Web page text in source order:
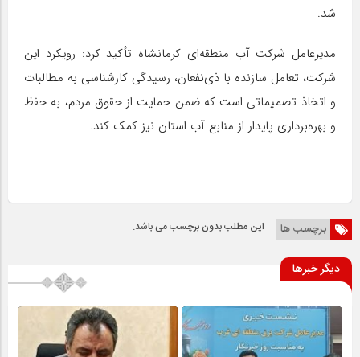
شد.
مدیرعامل شرکت آب منطقه‌ای کرمانشاه تأکید کرد: رویکرد این
شرکت، تعامل سازنده با ذی‌نفعان، رسیدگی کارشناسی به مطالبات
و اتخاذ تصمیماتی است که ضمن حمایت از حقوق مردم، به حفظ
و بهره‌برداری پایدار از منابع آب استان نیز کمک کند.
برچسب ها این مطلب بدون برچسب می باشد.
دیگر خبرها